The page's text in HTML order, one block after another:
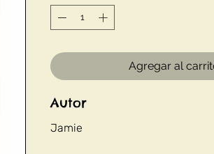
Agregar al
Autor
Jamie